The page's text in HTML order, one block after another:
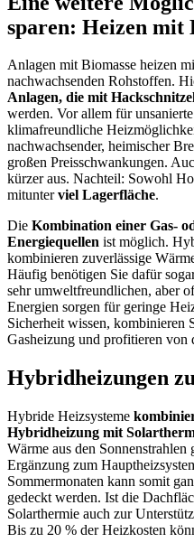
sparen: Heizen mit
Anlagen mit Biomasse heizen
nachwachsenden Rohstoffen.
Anlagen, die mit
werden. Vor allem für
klimafreundliche
nachwachsender, heimischer
großen Preisschwankungen.
kürzer aus. Nachteil: Sowohl
mitunterviel Lagerfläche.
Die Kombination einer Gas-
Energiequellen ist möglich.
kombinieren zuverlässige
Häufig benötigen Sie dafür
sehr umweltfreundlichen, aber
Energien sorgen für geringe
Sicherheit wissen, kombinieren
Gasheizung und profitieren von
Hybridheizungen
Hybride Heizsysteme
Hybridheizung mit
Wärme aus den
Ergänzung zum
Sommermonaten kann somit
gedeckt werden. Ist die
Solarthermie auch zur
Bis zu 20 % der Heizkosten